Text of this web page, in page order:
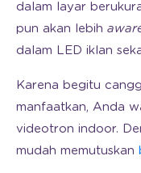
dalam layar
pun akan lebih
dalam LED iklan
Karena begitu
manfaatkan, Anda
videotron indoor.
mudah memutuskan